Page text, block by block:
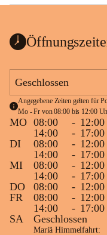
Geschlossen
Angegebene Zeiten gelten für
Mo - Fr von 08:00 bis 12:00
MO 08:00 - 12:00
14:00
- 17:00
DI
08:00 - 12:00
14:00
- 17:00
MI
08:00 - 12:00
14:00
- 17:00
DO
08:00 - 12:00
FR
08:00 - 12:00
14:00
- 17:00
SA
Geschlossen
Mariä Himmelfahrt: